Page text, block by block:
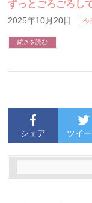
ずっとごろごろし
2025年10月20日 今
続きを読む
シェア ツイ